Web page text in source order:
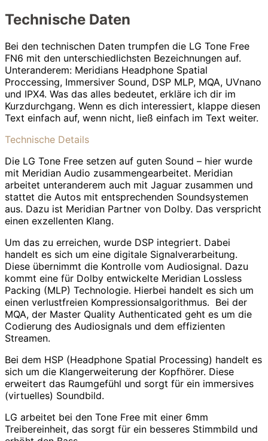
Technische Daten
Bei den technischen Daten trumpfen die LG Tone Free
FN6 mit den unterschiedlichsten Bezeichnungen auf.
Unteranderem: Meridians Headphone Spatial
Proccessing, Immersiver Sound, DSP MLP, MQA, UVnano
und IPX4. Was das alles bedeutet, erkläre ich dir im
Kurzdurchgang. Wenn es dich interessiert, klappe diesen
Text einfach auf, wenn nicht, ließ einfach im Text weiter.
Technische Details
Die LG Tone Free setzen auf guten Sound – hier wurde
mit Meridian Audio zusammengearbeitet. Meridian
arbeitet unteranderem auch mit Jaguar zusammen und
stattet die Autos mit entsprechenden Soundsystemen
aus. Dazu ist Meridian Partner von Dolby. Das verspricht
einen exzellenten Klang.
Um das zu erreichen, wurde DSP integriert. Dabei
handelt es sich um eine digitale Signalverarbeitung.
Diese übernimmt die Kontrolle vom Audiosignal. Dazu
kommt eine für Dolby entwickelte Meridian Lossless
Packing (MLP) Technologie. Hierbei handelt es sich um
einen verlustfreien Kompressionsalgorithmus. Bei der
MQA, der Master Quality Authenticated geht es um die
Codierung des Audiosignals und dem effizienten
Streamen.
Bei dem HSP (Headphone Spatial Processing) handelt es
sich um die Klangerweiterung der Kopfhörer. Diese
erweitert das Raumgefühl und sorgt für ein immersives
(virtuelles) Soundbild.
LG arbeitet bei den Tone Free mit einer 6mm
Treibereinheit, das sorgt für ein besseres Stimmbild und